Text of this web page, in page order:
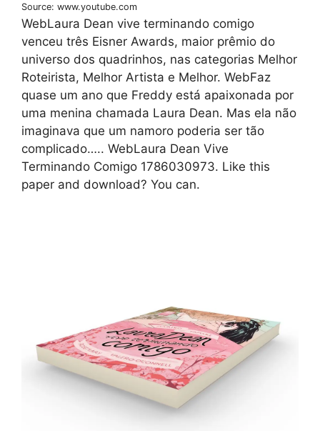
Source: www.youtube.com
WebLaura Dean vive terminando comigo
venceu três Eisner Awards, maior prêmio do
universo dos quadrinhos, nas categorias Melhor
Roteirista, Melhor Artista e Melhor. WebFaz
quase um ano que Freddy está apaixonada por
uma menina chamada Laura Dean. Mas ela não
imaginava que um namoro poderia ser tão
complicado….. WebLaura Dean Vive
Terminando Comigo 1786030973. Like this
paper and download? You can.